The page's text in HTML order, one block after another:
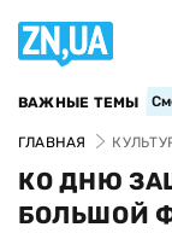
ВАЖНЫЕ ТЕМЫ
ГЛАВНАЯ
КО ДНЮ
БОЛЬШОЙ